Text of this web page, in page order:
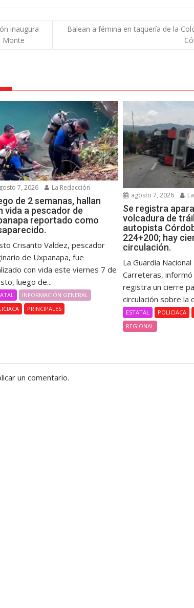
inaugura
Monte
Balean a fémina en taquería de la
7, 2026 La Redacción
de 2 semanas, hallan
vida a pescador de
reportado como
Crisanto Valdez, pescador
de Uxpanapa, fue
con vida este viernes 7 de
luego de...
INFORMACIÓN GENERAL
PRINCIPALES
agosto 7, 2026
Se registra
volcadura de
autopista
224+200; hay
circulación.
La Guardia
Carreteras,
registra un cierre
circulación sobre la
ESTATAL POLICIACA
REGIONAL
un comentario.